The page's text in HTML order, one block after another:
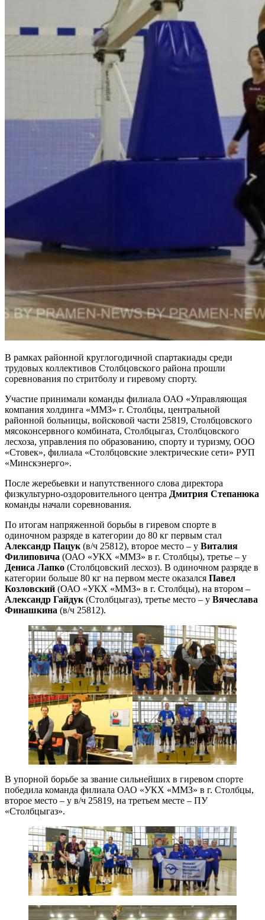
В рамках районной круглогодичной спартакиады среди
трудовых коллективов Столбцовского района прошли
соревнования по стритболу и гиревому спорту.
Участие принимали команды филиала ОАО «Управляющая
компания холдинга «ММЗ» г. Столбцы, центральной
районной больницы, войсковой части 25819, Столбцовского
мясоконсервного комбината, Столбцыгаз, Столбцовского
лесхоза, управления по образованию, спорту и туризму, ООО
«Стовек», филиала «Столбцовские электрические сети» РУП
«Минскэнерго».
После жеребьевки и напутственного слова директора
физкультурно-оздоровительного центра Дмитрия Степанюка
команды начали соревнования.
По итогам напряженной борьбы в гиревом спорте в
одиночном разряде в категории до 80 кг первым стал
Александр Пацук (в/ч 25812), второе место – у Виталия
Филиповича (ОАО «УКХ «ММЗ» в г. Столбцы), третье – у
Дениса Лапко (Столбцовский лесхоз). В одиночном разряде в
категории больше 80 кг на первом месте оказался Павел
Козловский (ОАО «УКХ «ММЗ» в г. Столбцы), на втором –
Александр Гайдук (Столбцыгаз), третье место – у Вячеслава
Финашкина (в/ч 25812).
В упорной борьбе за звание сильнейших в гиревом спорте
победила команда филиала ОАО «УКХ «ММЗ» в г. Столбцы,
второе место – у в/ч 25819, на третьем месте – ПУ
«Столбцыгаз».